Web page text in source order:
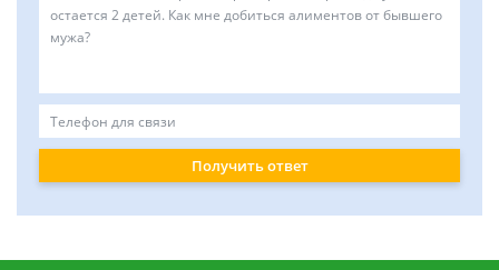
Получить ответ